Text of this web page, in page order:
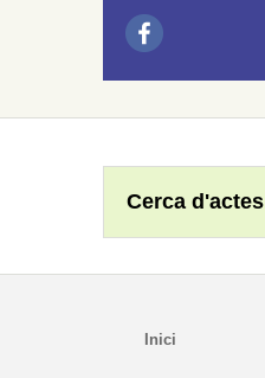
Cerca d'actes
Inici